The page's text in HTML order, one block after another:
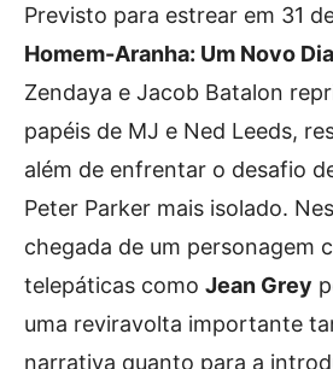
Previsto para estrear em 31
Homem-Aranha: Um Novo Dia
Zendaya e Jacob Batalon
papéis de MJ e Ned Leeds,
além de enfrentar o desafio
Peter Parker mais isolado.
chegada de um personagem
telepáticas como Jean Grey
uma reviravolta importante
narrativa quanto para a